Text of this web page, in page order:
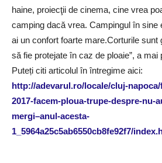
haine, proiecţii de cinema, cine vrea
camping dacă vrea. Campingul în sine
ai un confort foarte mare.Corturile sunt
să fie protejate în caz de ploaie”, a mai
Puteți citi articolul în întregime aici:
http://adevarul.ro/locale/cluj-
2017-facem-ploua-trupe-despre-nu-
mergi–anul-acesta-
1_5964a25c5ab6550cb8fe92f7/